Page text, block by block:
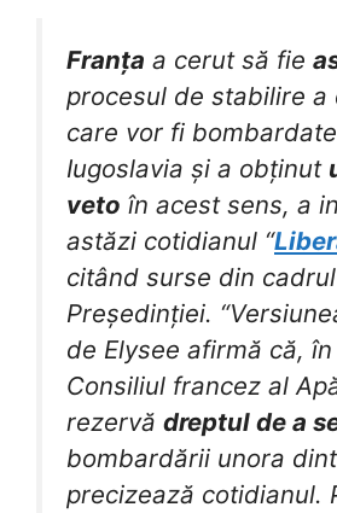
Franța a cerut să fie
procesul de stabilire a
care vor fi
Iugoslavia și a obținut
veto în acest sens, a
astăzi cotidianul “
citând surse din cadrul
Președinției.
de Elysee afirmă că,
Consiliul francez al
rezervă dreptul de a
bombardării unora
precizează cotidianul.